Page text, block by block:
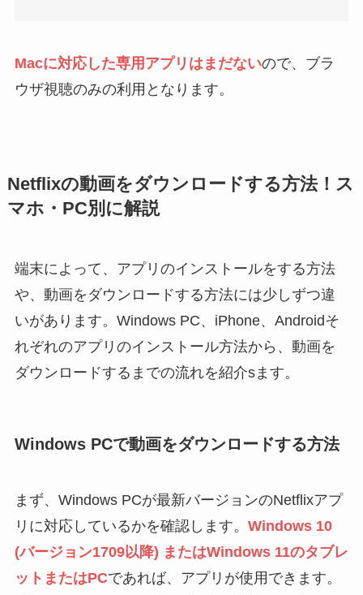
Macに対応した専用アプリはまだないので、ブラ
ウザ視聴のみの利用となります。
Netflixの動画をダウンロードする方法！ス
マホ・PC別に解説
端末によって、アプリのインストールをする方法
や、動画をダウンロードする方法には少しずつ違
いがあります。Windows PC、iPhone、Androidそ
れぞれのアプリのインストール方法から、動画を
ダウンロードするまでの流れを紹介sます。
Windows PCで動画をダウンロードする方法
まず、Windows PCが最新バージョンのNetflixアプ
リに対応しているかを確認します。 Windows 10
(バージョン1709以降) またはWindows 11のタブレ
ットまたはPCであれば、アプリが使用できます。